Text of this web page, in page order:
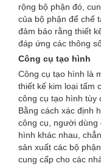
rộng bộ phận đó,
của bộ phận để chế
đảm bảo rằng thiết
đáp ứng các thông
Công cụ tạo hình
Công cụ tạo hình là
thiết kế kim loại tấm
công cụ tạo hình tùy
Bằng cách xác định
công cụ, người dùng
hình khác nhau,
sản xuất các bộ
cung cấp cho các